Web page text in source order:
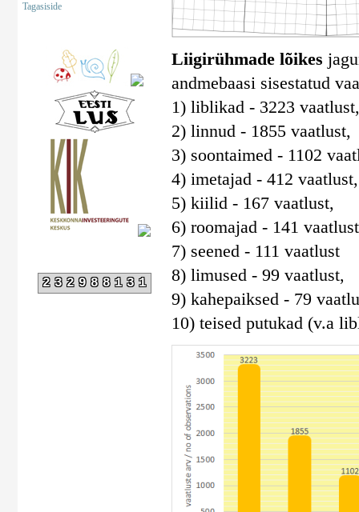
Tagasiside
232988131
Liigirühmade lõikes
andmebaasi sisestatud
1) liblikad - 3223 vaatlust,
2) linnud - 1855 vaatlust,
3) soontaimed - 1102
4) imetajad - 412 vaatlust,
5) kiilid - 167 vaatlust,
6) roomajad - 141
7) seened - 111 vaatlust
8) limused - 99 vaatlust,
9) kahepaiksed - 79
10) teised putukad (v.a